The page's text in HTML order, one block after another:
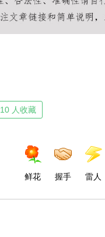
10 人收藏
鲜花 握手 雷人